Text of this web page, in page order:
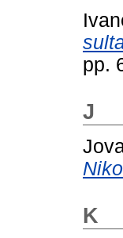
pp.
J
K